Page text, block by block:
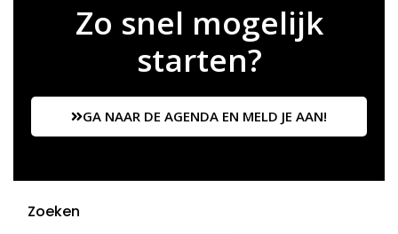
Zo snel mogelijk
starten?
GA NAAR DE AGENDA EN MELD JE AAN!
Zoeken